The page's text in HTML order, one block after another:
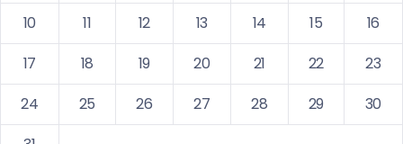
10
11 12 13 14 15
16
17
18 19 20 21 22
23
24
25 26 27 28 29
30